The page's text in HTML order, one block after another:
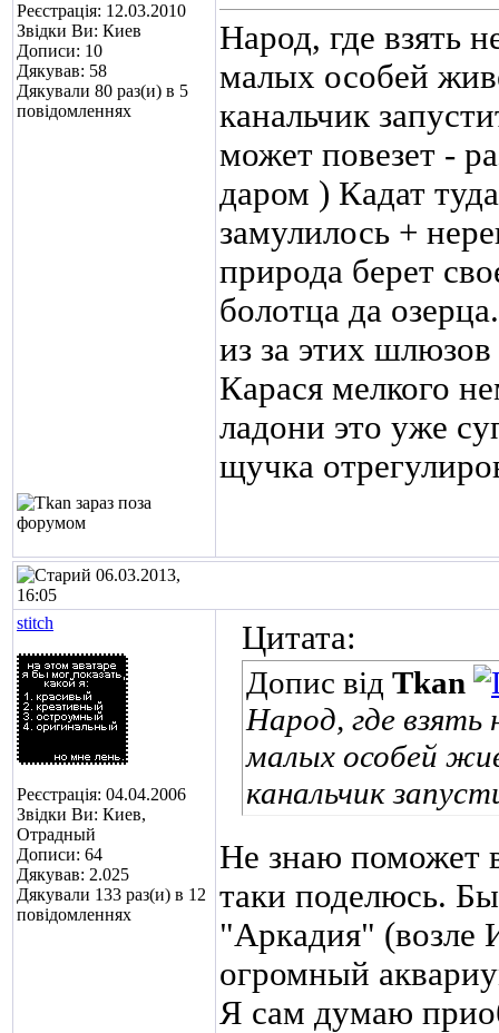
Реєстрація: 12.03.2010
Звідки Ви: Киев
Дописи: 10
Дякував: 58
Дякували 80 раз(и) в 5
повідомленнях
Народ, где взять
малых особей
канальчик
может повезет -
даром ) Кадат
замулилось +
природа берет
болотца да
из за этих
Карася мелкого
ладони это уже
щучка
06.03.2013,
16:05
stitch
Реєстрація: 04.04.2006
Звідки Ви: Киев,
Отрадный
Дописи: 64
Дякував: 2.025
Дякували 133 раз(и) в 12
повідомленнях
Цитата:
Допис від Tkan
Народ, где взять
малых особей
канальчик
Не знаю поможет
таки поделюсь.
"Аркадия" (возле
огромный
Я сам думаю